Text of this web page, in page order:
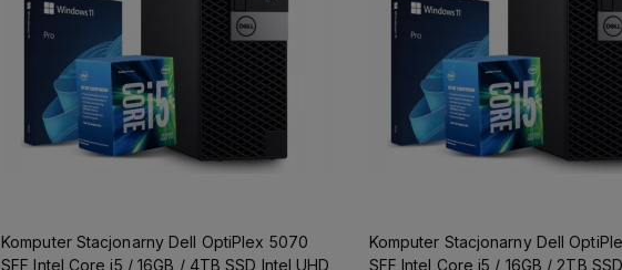
Komputer Stacjonarny Dell OptiPlex 5070
SFF Intel Core i5 / 16GB / 4TB SSD Intel UHD
Komputer Stacjonarny Dell
SFF Intel Core i5 / 16GB / 2TB